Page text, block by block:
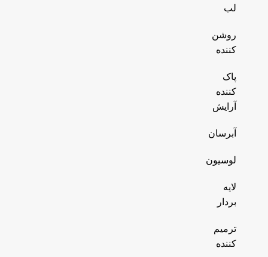
لب
روشن
کننده
پاک
کننده
آرایش
آبرسان
لوسیون
لایه
بردار
ترمیم
کننده